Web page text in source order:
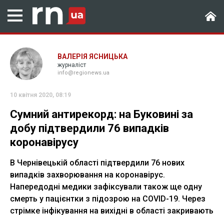
ВАЛЕРІЯ ЯСНИЦЬКА
журналіст
info@regionews.ua
10 квітня 2020, 08:19
Сумний антирекорд: на Буковині за
добу підтвердили 76 випадків
коронавірусу
В Чернівецькій області підтвердили 76 нових
випадків захворювання на коронавірус.
Напередодні медики зафіксували також ще одну
смерть у пацієнтки з підозрою на COVID-19. Через
стрімке інфікування на вихідні в області закривають